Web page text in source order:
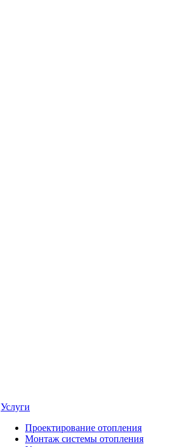
Услуги
Проектирование отопления
Монтаж системы отопления